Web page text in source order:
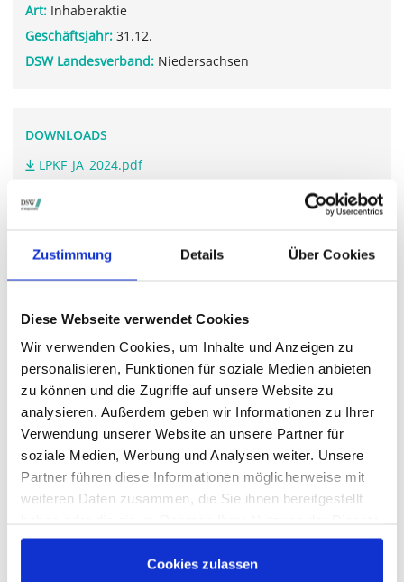
Zustimmung Details Über Cookies
Diese Webseite verwendet Cookies
Wir verwenden Cookies, um Inhalte und Anzeigen zu
personalisieren, Funktionen für soziale Medien anbieten
zu können und die Zugriffe auf unsere Website zu
analysieren. Außerdem geben wir Informationen zu Ihrer
Verwendung unserer Website an unsere Partner für
soziale Medien, Werbung und Analysen weiter. Unsere
Partner führen diese Informationen möglicherweise mit
weiteren Daten zusammen, die Sie ihnen bereitgestellt
gesammelt haben.
Cookies zulassen
Art: Inhaberaktie
Geschäftsjahr: 31.12.
DSW Landesverband: Niedersachsen
DOWNLOADS
LPKF_JA_2024.pdf
LPKF_GB_2024.pdf
WEITERFÜHRENDE LINKS
STIMMRECHTSVERTRETUNG DURCH DIE DSW
Die DSW vertritt Ihre Stimmrechteauf sämtlichen
wichtigen Hauptversammlungen in Deutschland.